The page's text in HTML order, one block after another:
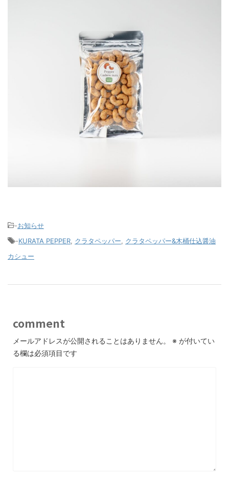
-お知らせ
-KURATA PEPPER クラタペッパー
クラタペッパー&木桶仕込醤油
カシュー
comment
メールアドレスが公開されることはありません。 ※ が付いてい
る欄は必須項目です